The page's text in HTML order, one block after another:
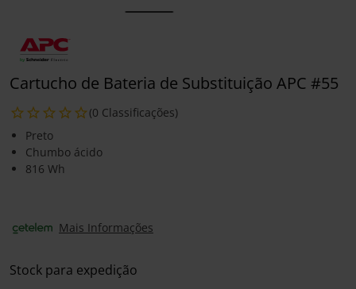
Cartucho de Bateria de Substituição APC #55
(0 Classificações)
Preto
Chumbo ácido
816 Wh
Mais Informações
Stock para expedição